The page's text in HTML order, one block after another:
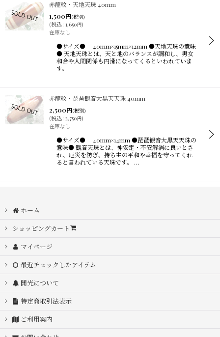
赤龍紋・天地天珠 40mm
1,500円(税別)
(税込: 1,650円)
在庫なし
●サイズ● 40mm×15mm×12mm ●天地天珠の意味
● 天地天珠とは、天と地のバランスが調和し、男女
和合や人間関係も円滑になってくるといわれていま
す。
赤龍紋・琵琶観音大黒天天珠 40mm
2,500円(税別)
(税込: 2,750円)
在庫なし
●サイズ● 40mm×14mm ●琵琶観音大黒天天珠の
意味● 観音天珠とは、神安定・不安解消に良いとさ
れ、厄災を防ぎ、持ち主の平和や幸福を守ってくれ
ると言われている天珠です。 …
ホーム
ショッピングカート
マイページ
最近チェックしたアイテム
開光について
特定商取引法表示
ご利用案内